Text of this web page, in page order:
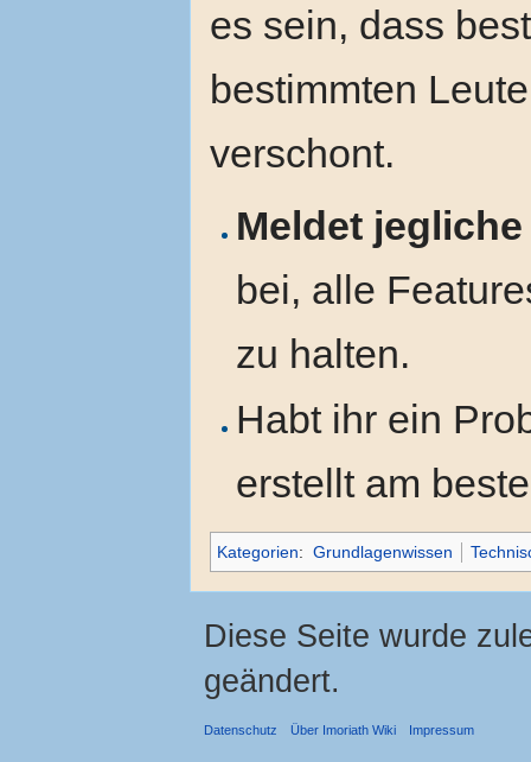
es sein, dass
bestimmten
verschont.
Meldet
bei, alle
zu halten.
Habt ihr ein
erstellt am
Kategorien: Grundlagenwissen
Diese Seite wurde
geändert.
Datenschutz Über Imoriath Wiki Impressum